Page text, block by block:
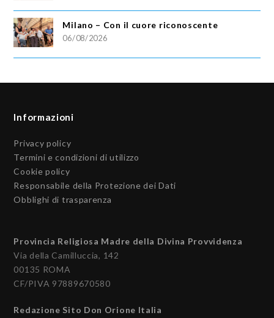
Milano – Con il cuore riconoscente
06/08/2026
Informazioni
Privacy policy
Termini e condizioni di utilizzo
Cookie policy
Responsabile della Protezione dei Dati
Obblighi di trasparenza
Provincia Religiosa Madre della Divina Provvidenza
Via della Camilluccia, 142
00135 ROMA
CF/PIVA 97889670580
Redazione Sito Don Orione Italia